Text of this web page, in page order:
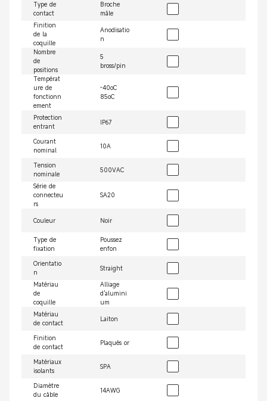
Type de
contact
Broche
mâle
Finition
de la
coquille
Anodisatio
n
Nombre
de
positions
5
bross/pin
Températ
ure de
fonctionn
ement
-40oC
85oC
Protection
entrant
IP67
Courant
nominal
10A
Tension
nominale
500VAC
Série de
connecteu
rs
SA20
Couleur Noir
Type de
fixation
Poussez
enfon
Orientatio
n
Straight
Matériau
de
coquille
Alliage
d'alumini
um
Matériau
de contact
Laiton
Finition
de contact
Plaqués or
Matériaux
isolants
SPA
Diamètre
du câble
14AWG